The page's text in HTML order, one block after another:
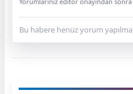
Bu habere henüz yorum